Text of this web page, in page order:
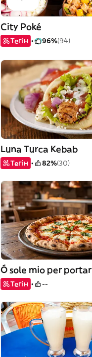
City Poké
Тегін 96%(94)
Luna Turca Kebab
Тегін 82%(30)
Ó sole mio per portar
Тегін --